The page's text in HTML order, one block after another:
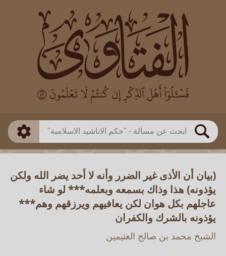
بحث
العالم
بن باز
بن العثيمين
اللجنة الدائمة
طريقة البحث
ذكي
(بيان أن الأذى غير الضرر وأنه لا أحد يضر الله ولكن
يؤذونه) هذا وذاك بسمعه وبعلمه*** لو شاء
عاجلهم بكل هوان لكن يعافيهم ويرزقهم وهم***
يؤذونه بالشرك والكفران
الشيخ محمد بن صالح العثيمين